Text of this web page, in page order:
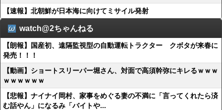
【速報】北朝鮮が日本海に向けてミサイル発射
watch@2ちゃんねる
【朗報】国産初、遠隔監視型の自動運転トラクター クボタが来春に
発売！！！
【動画】ショートスリーパー堀さん、対面で高須幹弥にキレるｗｗｗ
ｗｗｗｗｗｗ
【悲報】ナイナイ岡村、家事をめぐる妻の不満に「言ってくれたら済
む話やん」になるみ「バイトや...